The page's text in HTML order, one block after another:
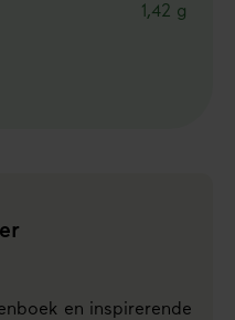
en inspirerende
1,42 g